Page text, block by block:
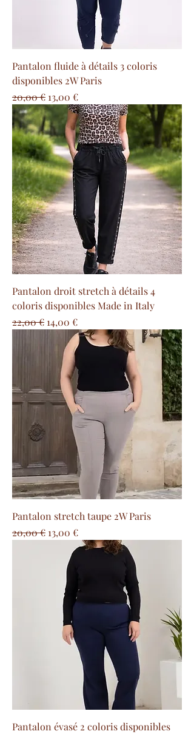
Pantalon fluide à détails 3 coloris
disponibles 2W Paris
Prix original
20,00 € Prix promotionnel
13,00 €
Pantalon droit stretch à détails 4
coloris disponibles Made in Italy
Prix original
22,00 € Prix promotionnel
14,00 €
Pantalon stretch taupe 2W Paris
Prix original
20,00 € Prix promotionnel
13,00 €
Pantalon évasé 2 coloris disponibles